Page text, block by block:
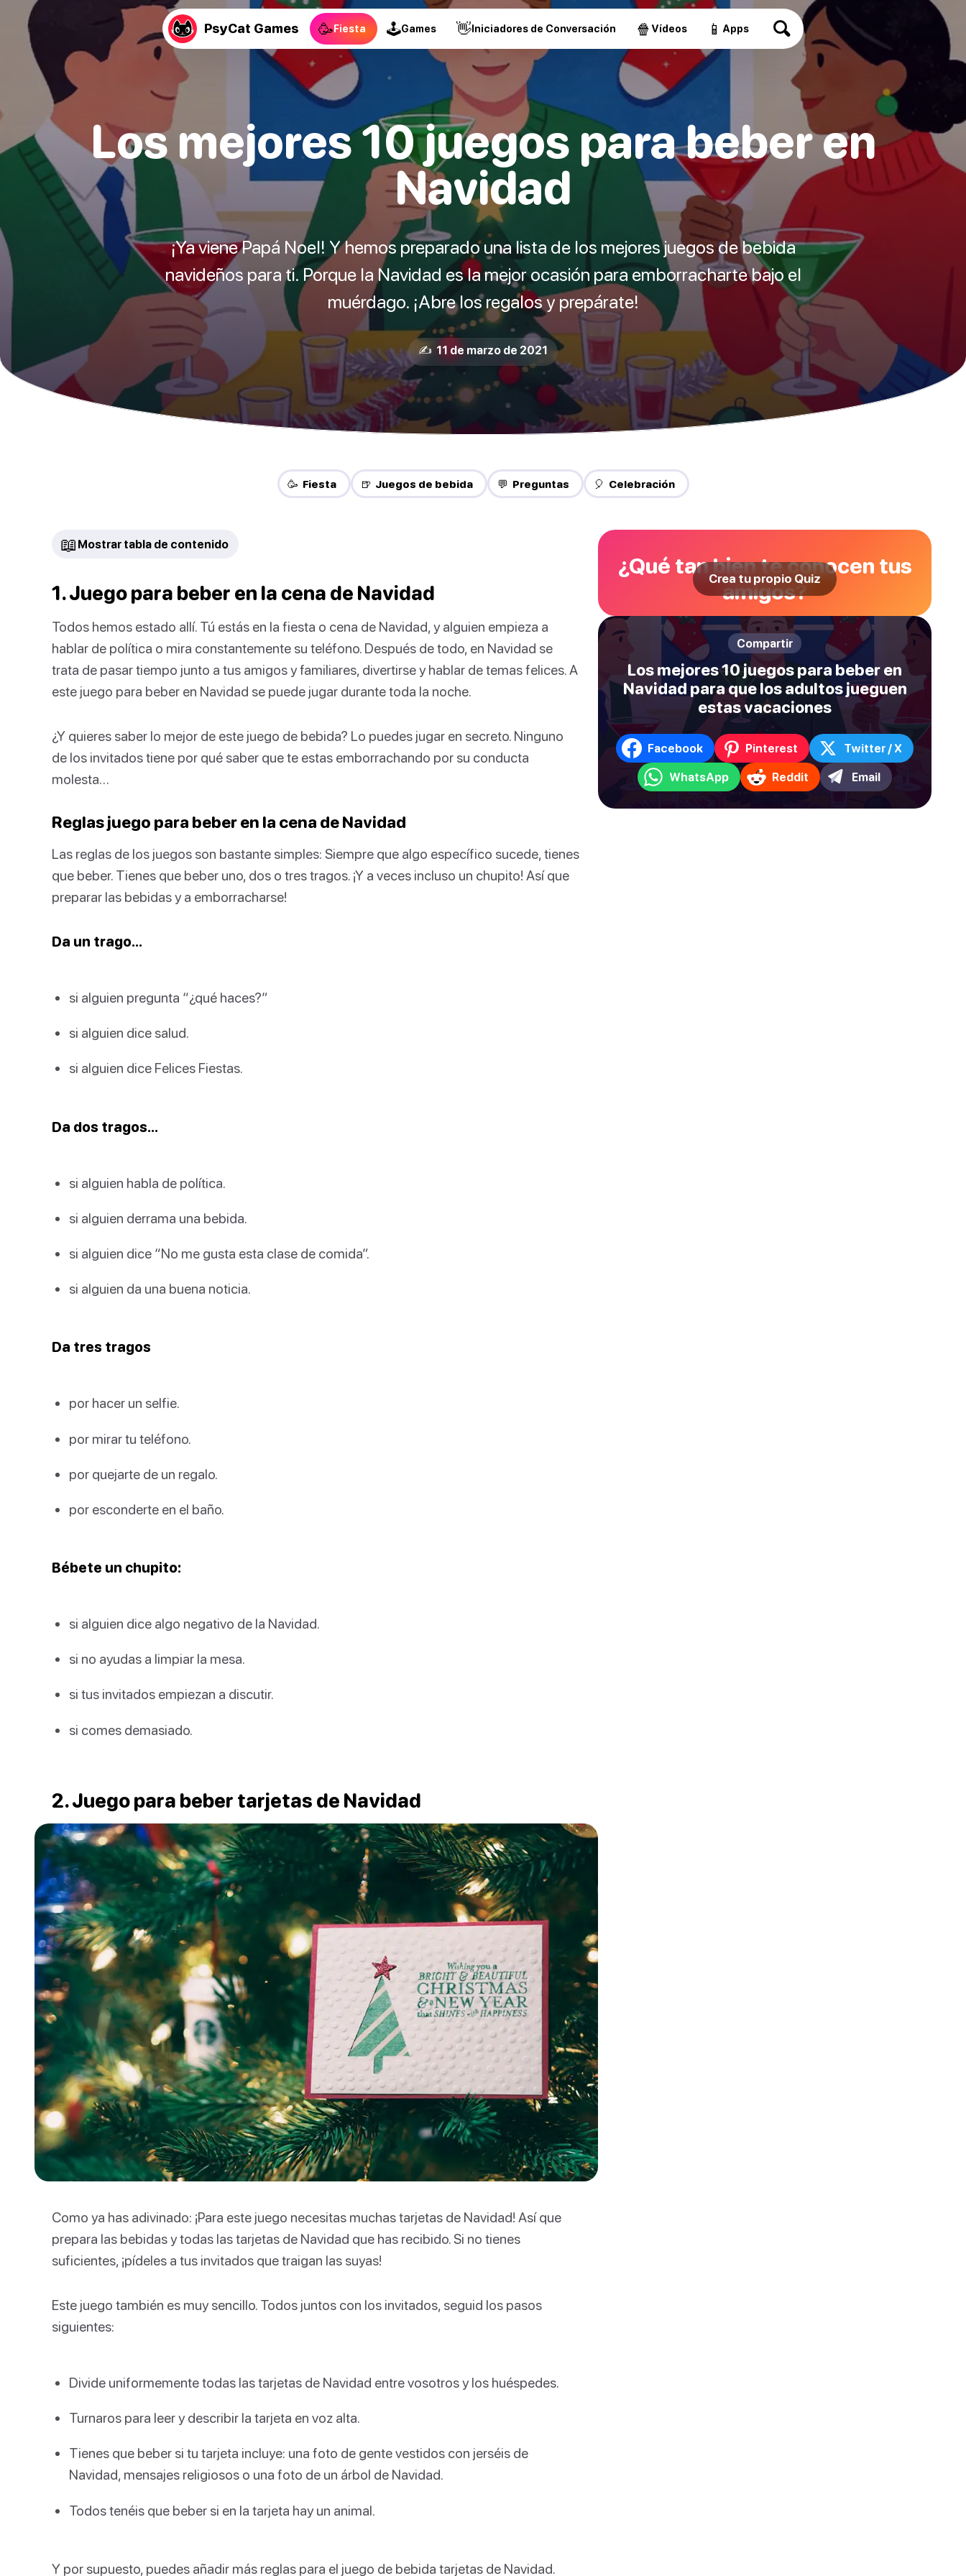
PsyCat Games 🥳Fiesta 🕹Games 👋Iniciadores de Conversación 🍿 Vídeos 📱 Apps
Los mejores 10 juegos para beber en
Navidad
¡Ya viene Papá Noel! Y hemos preparado una lista de los mejores juegos de bebida
navideños para ti. Porque la Navidad es la mejor ocasión para emborracharte bajo el
muérdago. ¡Abre los regalos y prepárate!
✍️ 11 de marzo de 2021
🥳 Fiesta 🍺 Juegos de bebida 💬 Preguntas 🎈 Celebración
📖 Mostrar tabla de contenido
1. Juego para beber en la cena de Navidad
Todos hemos estado allí. Tú estás en la fiesta o cena de Navidad, y alguien empieza a
hablar de política o mira constantemente su teléfono. Después de todo, en Navidad se
trata de pasar tiempo junto a tus amigos y familiares, divertirse y hablar de temas felices. A
este juego para beber en Navidad se puede jugar durante toda la noche.
¿Y quieres saber lo mejor de este juego de bebida? Lo puedes jugar en secreto. Ninguno
de los invitados tiene por qué saber que te estas emborrachando por su conducta
molesta…
Reglas juego para beber en la cena de Navidad
Las reglas de los juegos son bastante simples: Siempre que algo específico sucede, tienes
que beber. Tienes que beber uno, dos o tres tragos. ¡Y a veces incluso un chupito! Así que
preparar las bebidas y a emborracharse!
Da un trago…
si alguien pregunta “¿qué haces?”
si alguien dice salud.
si alguien dice Felices Fiestas.
Da dos tragos…
si alguien habla de política.
si alguien derrama una bebida.
si alguien dice “No me gusta esta clase de comida”.
si alguien da una buena noticia.
Da tres tragos
por hacer un selfie.
por mirar tu teléfono.
por quejarte de un regalo.
por esconderte en el baño.
Bébete un chupito:
si alguien dice algo negativo de la Navidad.
si no ayudas a limpiar la mesa.
si tus invitados empiezan a discutir.
si comes demasiado.
2. Juego para beber tarjetas de Navidad
Como ya has adivinado: ¡Para este juego necesitas muchas tarjetas de Navidad! Así que
prepara las bebidas y todas las tarjetas de Navidad que has recibido. Si no tienes
suficientes, ¡pídeles a tus invitados que traigan las suyas!
Este juego también es muy sencillo. Todos juntos con los invitados, seguid los pasos
siguientes:
Divide uniformemente todas las tarjetas de Navidad entre vosotros y los huéspedes.
Turnaros para leer y describir la tarjeta en voz alta.
Tienes que beber si tu tarjeta incluye: una foto de gente vestidos con jerséis de
Navidad, mensajes religiosos o una foto de un árbol de Navidad.
Todos tenéis que beber si en la tarjeta hay un animal.
Y por supuesto, puedes añadir más reglas para el juego de bebida tarjetas de Navidad.
¿Qué tan bien te conocen tus
amigos?
Crea tu propio Quiz
Compartir
Los mejores 10 juegos para beber en
Navidad para que los adultos jueguen
estas vacaciones
Facebook Pinterest Twitter / X
WhatsApp Reddit Email